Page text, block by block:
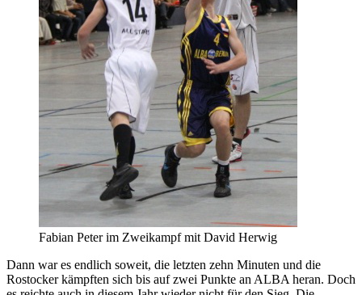
Fabian Peter im Zweikampf mit David Herwig
Dann war es endlich soweit, die letzten zehn Minuten und die
Rostocker kämpften sich bis auf zwei Punkte an ALBA heran. Doch